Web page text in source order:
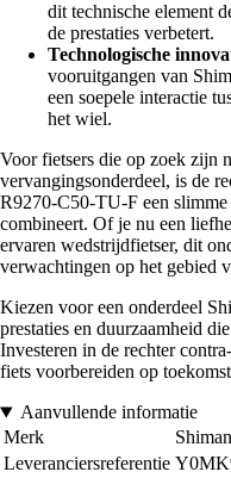
dit technische element
de prestaties verbetert.
Technologische
vooruitgangen van
een soepele interactie
het wiel.
Voor fietsers die op zoek zijn
vervangingsonderdeel, is de
R9270-C50-TU-F een
combineert. Of je nu een
ervaren wedstrijdfietser, dit
verwachtingen op het gebied
Kiezen voor een onderdeel
prestaties en duurzaamheid
Investeren in de rechter
fiets voorbereiden op
Aanvullende informatie
Merk
Leveranciersreferentie